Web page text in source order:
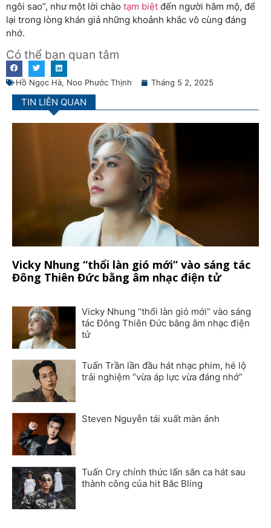
ngôi sao”, như một lời chào tạm biệt đến người hâm mộ, để
lại trong lòng khán giả những khoảnh khắc vô cùng đáng
nhớ.
Có thể bạn quan tâm
Hồ Ngọc Hà, Noo Phước Thịnh Tháng 5 2, 2025
TIN LIÊN QUAN
Vicky Nhung “thổi làn gió mới” vào sáng tác
Đông Thiên Đức bằng âm nhạc điện tử
Vicky Nhung “thổi làn gió mới” vào sáng
tác Đông Thiên Đức bằng âm nhạc điện
tử
Tuấn Trần lần đầu hát nhạc phim, hé lộ
trải nghiệm “vừa áp lực vừa đáng nhớ”
Steven Nguyễn tái xuất màn ảnh
Tuấn Cry chính thức lấn sân ca hát sau
thành công của hit Bắc Bling